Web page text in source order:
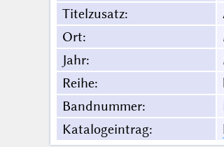
Titelzusatz:
Ort:
Jahr:
Reihe:
Bandnummer:
Katalogeintrag: